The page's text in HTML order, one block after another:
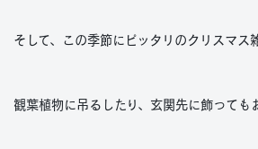
そして、この季節にピッタリのクリスマス
観葉植物に吊るしたり、玄関先に飾っても